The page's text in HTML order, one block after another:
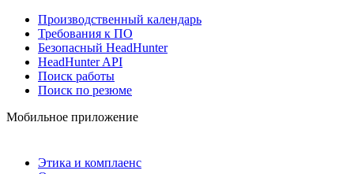
Производственный календарь
Требования к ПО
Безопасный HeadHunter
HeadHunter API
Поиск работы
Поиск по резюме
Мобильное приложение
Этика и комплаенс